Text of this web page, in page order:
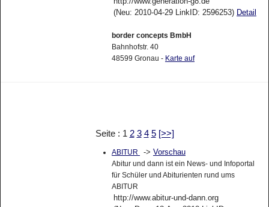
http://www.generation-g8.de
(Neu: 2010-04-29 LinkID: 2596253) Detail
border concepts BmbH
Bahnhofstr. 40
48599 Gronau - Karte auf
Seite : 12 3 4 5 [>>]
ABITUR -> Vorschau
Abitur und dann ist ein News- und Infoportal
für Schüler und Abiturienten rund ums
ABITUR
http://www.abitur-und-dann.org